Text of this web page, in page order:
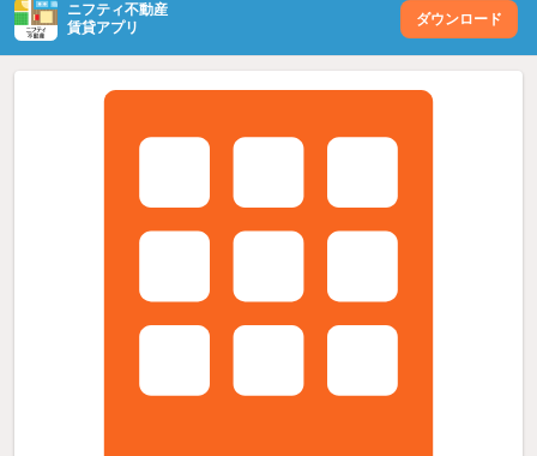
ニフティ不動産
賃貸アプリ
ダウンロード